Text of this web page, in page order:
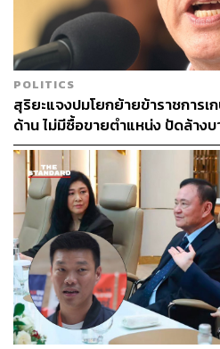
POLITICS
สุริยะแจงปมโยกย้ายข้าราชการ
ด้าน ไม่มีซื้อขายตำแหน่ง ปัดล้างบ